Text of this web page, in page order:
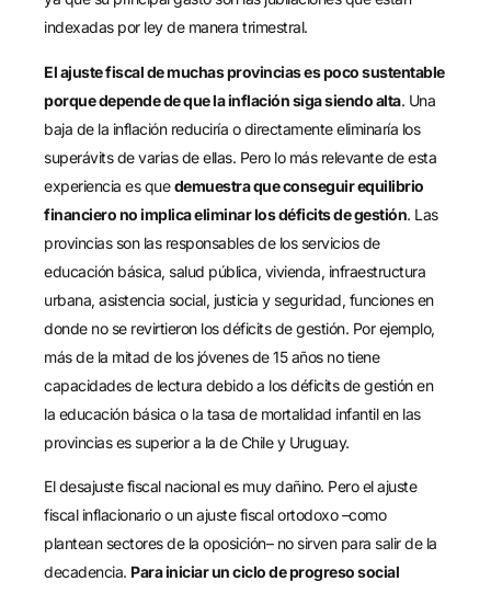
indexadas por ley de manera trimestral.
El ajuste fiscal de muchas provincias es poco sustentable
porque depende de que la inflación siga siendo alta. Una
baja de la inflación reduciría o directamente eliminaría los
superávits de varias de ellas. Pero lo más relevante de esta
experiencia es quedemuestra que conseguir equilibrio
financiero no implica eliminar los déficits de gestión. Las
provincias son las responsables de los servicios de
educación básica, salud pública, vivienda, infraestructura
urbana, asistencia social, justicia y seguridad, funciones en
donde no se revirtieron los déficits de gestión. Por ejemplo,
más de la mitad de los jóvenes de 15 años no tiene
capacidades de lectura debido a los déficits de gestión en
la educación básica o la tasa de mortalidad infantil en las
provincias es superior a la de Chile y Uruguay.
El desajuste fiscal nacional es muy dañino. Pero el ajuste
fiscal inflacionario o un ajuste fiscal ortodoxo –como
plantean sectores de la oposición– no sirven para salir de la
decadencia. Para iniciar un ciclo de progreso social